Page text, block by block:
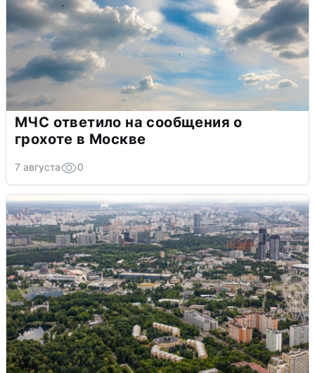
МЧС ответило на сообщения о
грохоте в Москве
7 августа 0